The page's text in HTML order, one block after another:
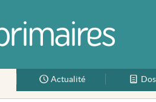
Actualité